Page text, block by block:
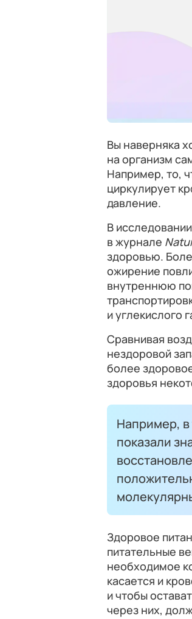
Вы наверняка
на организм
Например, то,
циркулирует
давление.
В
в журнале
здоровью.
ожирение
внутреннюю
и углекислого
Сравнивая
нездоровой
более
здоровья
Например, в
показали
Здоровое
питательные
необходимое
касается и
и чтобы
через них,